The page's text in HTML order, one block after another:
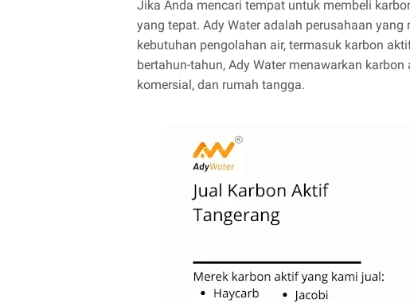
Jika Anda mencari tempat untuk membeli
yang tepat. Ady Water adalah perusahaan
kebutuhan pengolahan air, termasuk karbon
bertahun-tahun, Ady Water menawarkan
komersial, dan rumah tangga.